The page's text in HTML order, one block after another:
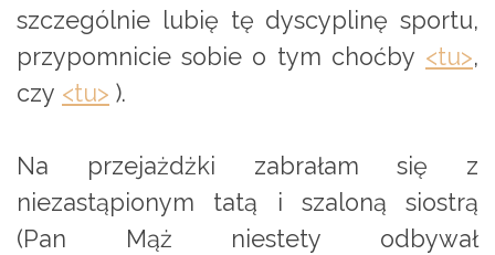
szczególnie lubię tę dyscyplinę sportu,
przypomnicie sobie o tym choćby <tu>,
czy <tu> ).
Na przejażdżki zabrałam się z
niezastąpionym tatą i szaloną siostrą
(Pan Mąż niestety odbywał